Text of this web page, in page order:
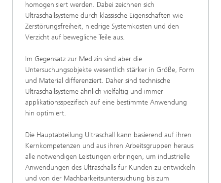
homogenisiert werden. Dabei zeichnen sich
Ultraschallsysteme durch klassische Eigenschaften wie
Zerstörungsfreiheit, niedrige Systemkosten und den
Verzicht auf bewegliche Teile aus.
Im Gegensatz zur Medizin sind aber die
Untersuchungsobjekte wesentlich stärker in Größe, Form
und Material differenziert. Daher sind technische
Ultraschallsysteme ähnlich vielfältig und immer
applikationsspezifisch auf eine bestimmte Anwendung
hin optimiert.
Die Hauptabteilung Ultraschall kann basierend auf ihren
Kernkompetenzen und aus ihren Arbeitsgruppen heraus
alle notwendigen Leistungen erbringen, um industrielle
Anwendungen des Ultraschalls für Kunden zu entwickeln
und von der Machbarkeitsuntersuchung bis zum